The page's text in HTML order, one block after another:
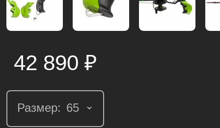
42 890 ₽
Размер: